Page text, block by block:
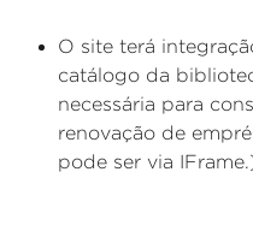
O site terá
catálogo da
necessária para
renovação de
pode ser via